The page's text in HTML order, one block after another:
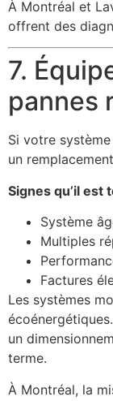
À Montréal et
offrent des
7.
pannes
Si votre
un
Signes qu’il est
Système
Multiples
Factures
Les systèmes
un
terme.
À Montréal, la